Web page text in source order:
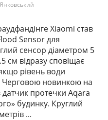
Xiaomi став
Sensor для
сенсор діаметром 5
см відразу сповіщає
рівень води
Черговою новинкою на
датчик протечки Aqara
будинку. Круглий
...